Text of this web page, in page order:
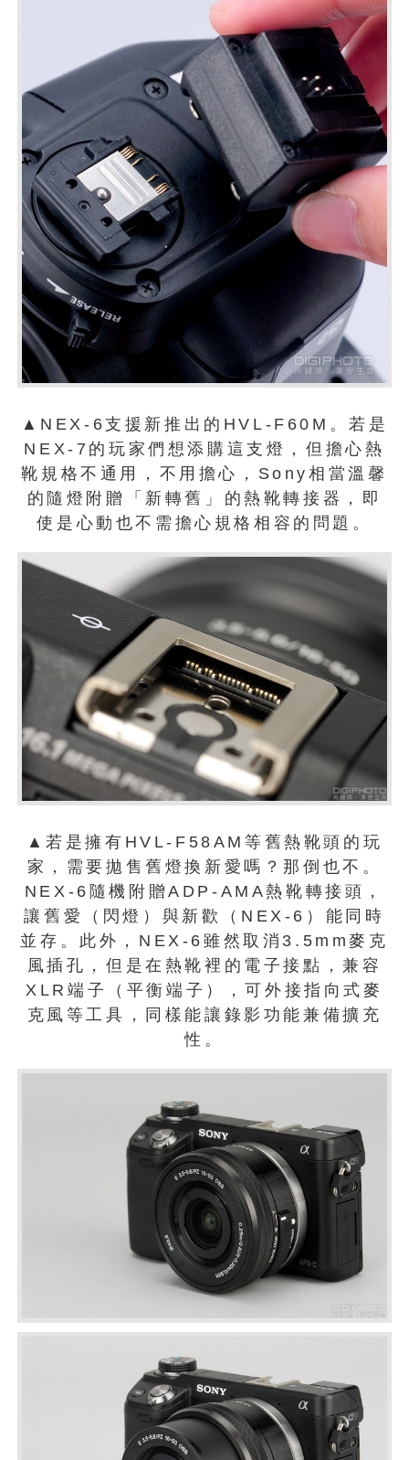
▲NEX-6支援新推出的HVL-F60M。若是
NEX-7的玩家們想添購這支燈，但擔心熱
靴規格不通用，不用擔心，Sony相當溫馨
的隨燈附贈「新轉舊」的熱靴轉接器，即
使是心動也不需擔心規格相容的問題。
▲若是擁有HVL-F58AM等舊熱靴頭的玩
家，需要拋售舊燈換新愛嗎？那倒也不。
NEX-6隨機附贈ADP-AMA熱靴轉接頭，
讓舊愛（閃燈）與新歡（NEX-6）能同時
並存。此外，NEX-6雖然取消3.5mm麥克
風插孔，但是在熱靴裡的電子接點，兼容
XLR端子（平衡端子），可外接指向式麥
克風等工具，同樣能讓錄影功能兼備擴充
性。